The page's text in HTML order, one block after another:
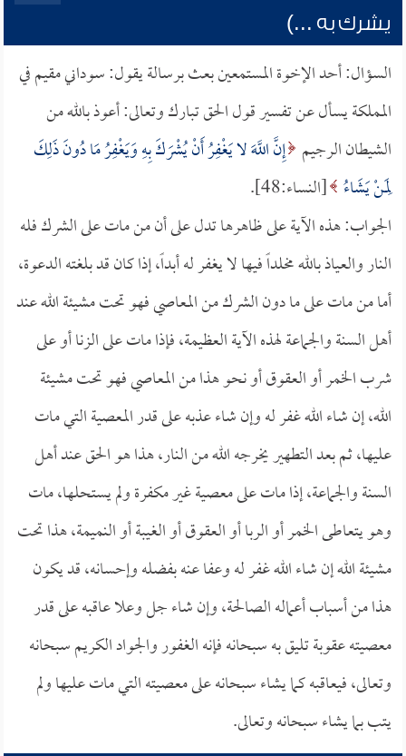
يشرك به ...)
السؤال: أحد الإخوة المستمعين بعث برسالة يقول: سوداني مقيم في
المملكة يسأل عن تفسير قول الحق تبارك وتعالى: أعوذ بالله من
الشيطان الرجيم إِنَّ اللَّهَ لا يَغْفِرُ أَنْ يُشْرَكَ بِهِ وَيَغْفِرُ مَا دُونَ ذَلِكَ
لِمَنْ يَشَاءُ [النساء:48].
الجواب: هذه الآية على ظاهرها تدل على أن من مات على الشرك فله
النار والعياذ بالله مخلداً فيها لا يغفر له أبداً، إذا كان قد بلغته الدعوة،
أما من مات على ما دون الشرك من المعاصي فهو تحت مشيئة الله عند
أهل السنة والجماعة لهذه الآية العظيمة، فإذا مات على الزنا أو على
شرب الخمر أو العقوق أو نحو هذا من المعاصي فهو تحت مشيئة
الله، إن شاء الله غفر له وإن شاء عذبه على قدر المعصية التي مات
عليها، ثم بعد التطهير يخرجه الله من النار، هذا هو الحق عند أهل
السنة والجماعة، إذا مات على معصية غير مكفرة ولم يستحلها، مات
وهو يتعاطى الخمر أو الربا أو العقوق أو الغيبة أو النميمة، هذا تحت
مشيئة الله إن شاء الله غفر له وعفا عنه بفضله وإحسانه، قد يكون
هذا من أسباب أعماله الصالحة، وإن شاء جل وعلا عاقبه على قدر
معصيته عقوبة تليق به سبحانه فإنه الغفور والجواد الكريم سبحانه
وتعالى، فيعاقبه كما يشاء سبحانه على معصيته التي مات عليها ولم
يتب بما يشاء سبحانه وتعالى.